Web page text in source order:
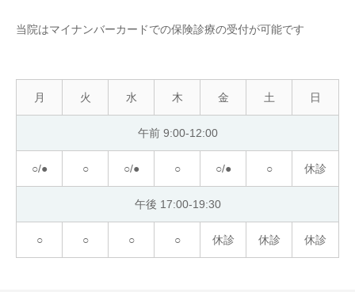
当院はマイナンバーカードでの保険診療の受付が可能です
月 火 水 木 金 土 日
午前 9:00-12:00
○/● ○ ○/● ○ ○/● ○ 休診
午後 17:00-19:30
○ ○ ○ ○ 休診 休診 休診